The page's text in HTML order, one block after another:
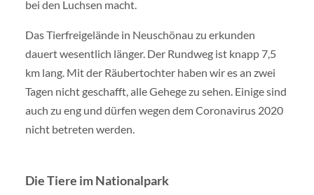
bei den Luchsen macht.
Das Tierfreigelände in Neuschönau zu erkunden
dauert wesentlich länger. Der Rundweg ist knapp 7,5
km lang. Mit der Räubertochter haben wir es an zwei
Tagen nicht geschafft, alle Gehege zu sehen. Einige sind
auch zu eng und dürfen wegen dem Coronavirus 2020
nicht betreten werden.
Die Tiere im Nationalpark